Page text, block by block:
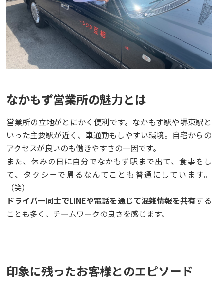
なかもず営業所の魅力とは
営業所の立地がとにかく便利です。なかもず駅や堺東駅と
いった主要駅が近く、車通勤もしやすい環境。自宅からの
アクセスが良いのも働きやすさの一因です。
また、休みの日に自分でなかもず駅まで出て、食事をし
て、タクシーで帰るなんてことも普通にしています。
（笑）
ドライバー同士でLINEや電話を通じて混雑情報を共有する
ことも多く、チームワークの良さを感じます。
印象に残ったお客様とのエピソード